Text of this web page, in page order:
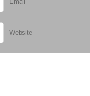
Email
Website